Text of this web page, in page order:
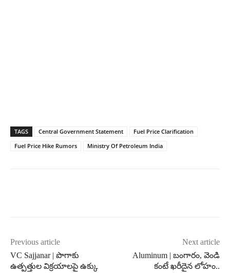
TAGS Central Government Statement
Fuel Price Clarification
Fuel Price Hike Rumors
Ministry Of Petroleum India
Previous article
VC Sajjanar | పొగాకు
ఉత్పత్తుల విక్రయాలపై ఉక్కు
Next article
Aluminum | బంగారం, వెండి
కంటే ఖరీదైన లోహం..